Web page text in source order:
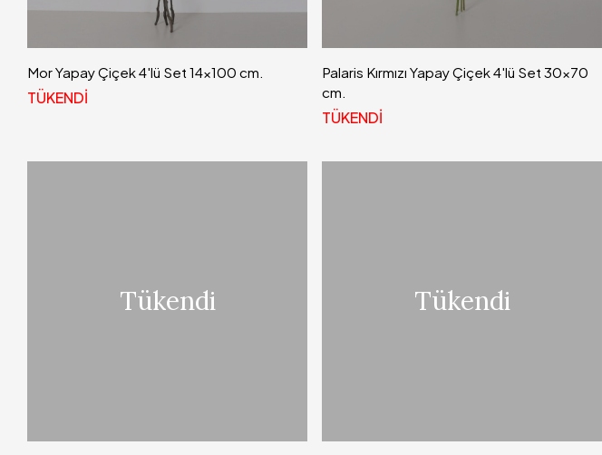
Mor Yapay Çiçek 4'lü Set 14x100 cm.
TÜKENDİ
Palaris Kırmızı Yapay Çiçek 4'lü Set 30x70
cm.
TÜKENDİ
Tükendi Tükendi